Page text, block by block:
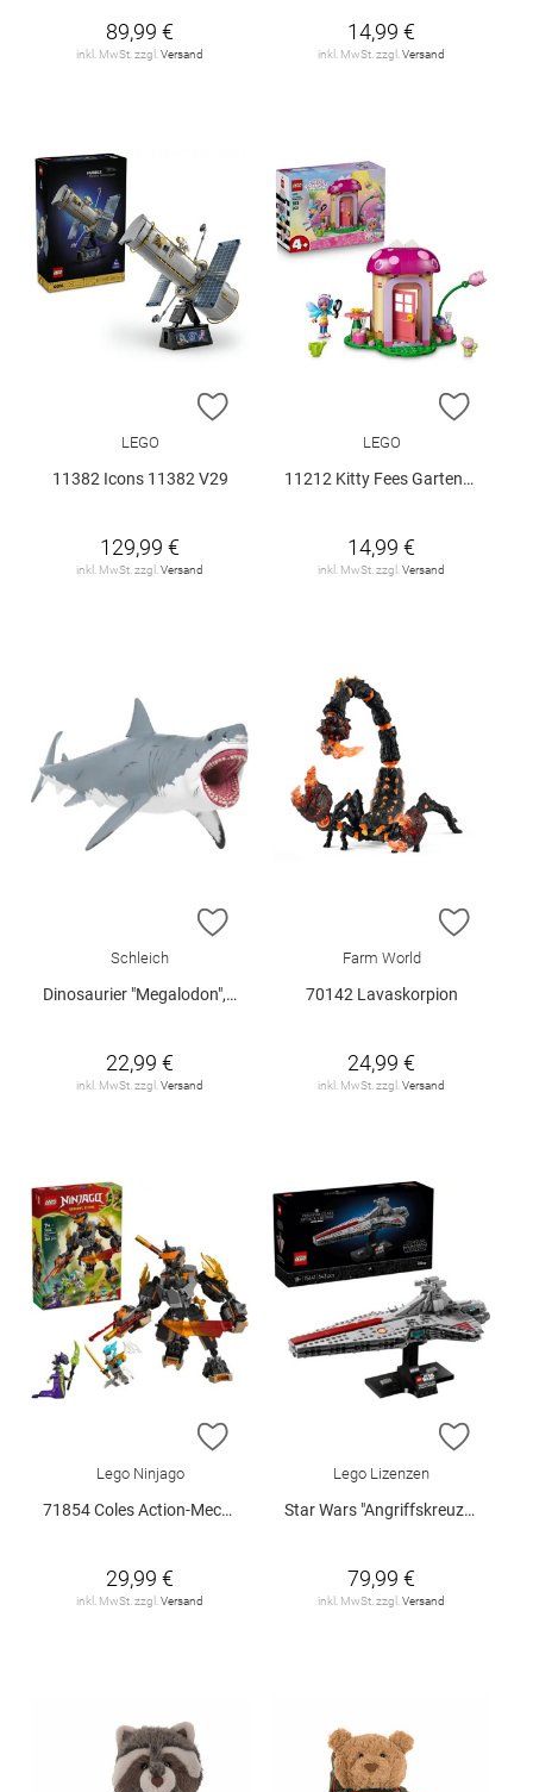
89,99 €
inkl. MwSt. zzgl. Versand
14,99 €
inkl. MwSt. zzgl. Versand
ZUR WUNSCHLISTE HINZUFÜGEN
LEGO
11382 Icons 11382 V29
129,99 €
inkl. MwSt. zzgl. Versand
ZUR
LEGO
11212 Kitty Fees Gartenhaus V29
14,99 €
inkl. MwSt. zzgl. Versand
ZUR WUNSCHLISTE HINZUFÜGEN
Schleich
Dinosaurier "Megalodon", Schleich
22,99 €
inkl. MwSt. zzgl. Versand
ZUR
Farm World
70142 Lavaskorpion
24,99 €
inkl. MwSt. zzgl. Versand
ZUR WUNSCHLISTE HINZUFÜGEN
Lego Ninjago
71854 Coles Action-Mech und Drache.. V29
29,99 €
inkl. MwSt. zzgl. Versand
ZUR
Lego Lizenzen
Star Wars "Angriffskreuzer der Venator-Klasse", 75441
79,99 €
inkl. MwSt. zzgl. Versand